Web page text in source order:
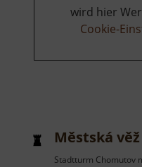
wird hier
Cookie-
Městská
Stadtturm Chomutov mit